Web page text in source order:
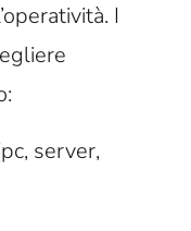
I
server,